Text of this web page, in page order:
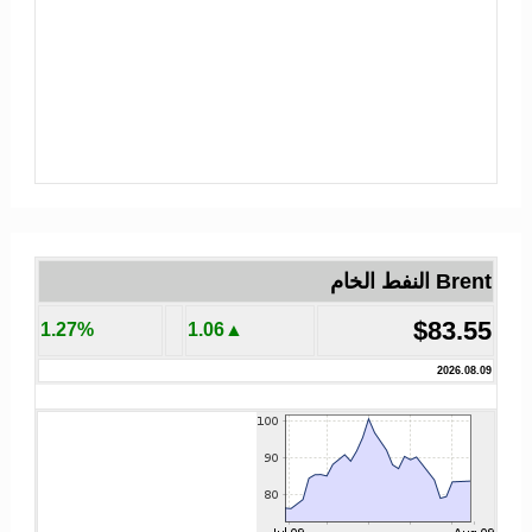
Brent النفط الخام
$83.55
▲1.06
1.27%
2026.08.09